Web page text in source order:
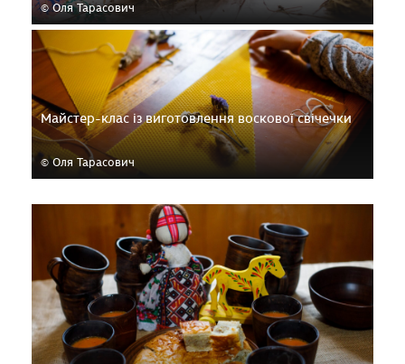
© Оля Тарасович
Майстер-клас із виготовлення воскової свічечки
© Оля Тарасович